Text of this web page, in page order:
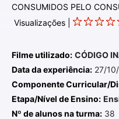
CONSUMIDOS PELO
Visualizações |
Filme utilizado: CÓDIGO
Data da experiência: 27/
Componente Curricular/
Etapa/Nível de Ensino:
Nº de alunos na turma: 38